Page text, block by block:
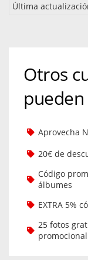
Última
Otros
Aprovecha
20€ de
Código
álbumes
EXTRA 5%
25 fotos